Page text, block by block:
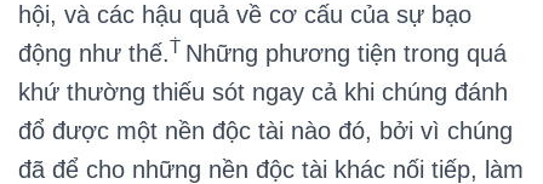
hội, và các hậu quả về cơ cấu của sự bạo
động như thế.Ṫ Những phương tiện trong quá
khứ thường thiếu sót ngay cả khi chúng đánh
đổ được một nền độc tài nào đó, bởi vì chúng
đã để cho những nền độc tài khác nối tiếp, làm